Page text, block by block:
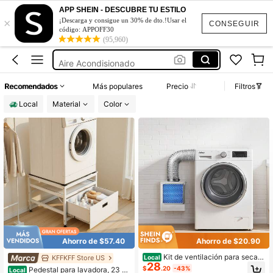
CONSEGUIR
×
APP SHEIN - DESCUBRE TU ESTILO
¡Descarga y consigue un 30% de dto.!Usar el
código: APPOFF30
(95,960)
Aire Acondisionado De Pared
Antena Digital Para Tv
Antena Para Tv
Aire Acondisionado
Antena Digital Para Tv
Recomendados Más populares Precio
Filtros
Local
Material Color
Ahorro de $57.40
KFFKFF Store US
Local Pedestal para lavadora, 23 pu
Ahorro de $20.90
Local Kit de ventilación para secad
ora de interior 3 en 1, fabricado en A
$28.20 -43%